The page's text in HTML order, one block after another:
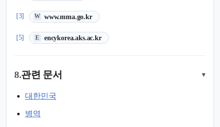
[3] W www.mma.go.kr
(새 탭에서 열림)
[5] E encykorea.aks.ac.kr
(새 탭에서 열림)
8.관련 문서 ▾
대한민국
병역